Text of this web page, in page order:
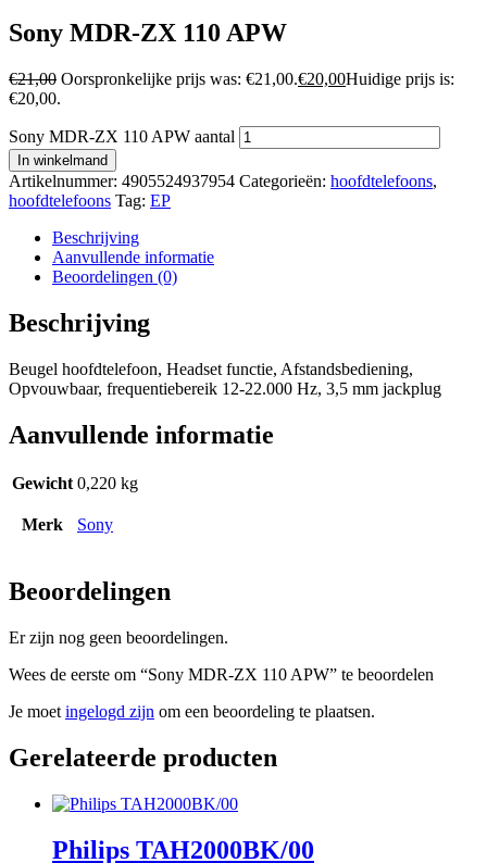
Sony MDR-ZX 110 APW
€21,00 Oorspronkelijke prijs was: €21,00.€20,00Huidige prijs is:
€20,00.
Sony MDR-ZX 110 APW aantal
In winkelmand
Artikelnummer: 4905524937954 Categorieën: hoofdtelefoons,
hoofdtelefoons Tag: EP
Beschrijving
Aanvullende informatie
Beoordelingen (0)
Beschrijving
Beugel hoofdtelefoon, Headset functie, Afstandsbediening,
Opvouwbaar, frequentiebereik 12-22.000 Hz, 3,5 mm jackplug
Aanvullende informatie
Gewicht 0,220 kg
Merk Sony
Beoordelingen
Er zijn nog geen beoordelingen.
Wees de eerste om “Sony MDR-ZX 110 APW” te beoordelen
Je moet ingelogd zijn om een beoordeling te plaatsen.
Gerelateerde producten
Philips TAH2000BK/00